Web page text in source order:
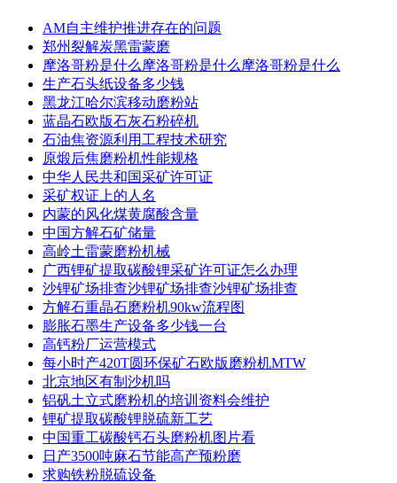
AM自主维护推进存在的问题
郑州裂解炭黑雷蒙磨
摩洛哥粉是什么摩洛哥粉是什么摩洛哥粉是什么
生产石头纸设备多少钱
黑龙江哈尔滨移动磨粉站
蓝晶石欧版石灰石粉碎机
石油焦资源利用工程技术研究
原煅后焦磨粉机性能规格
中华人民共和国采矿许可证
采矿权证上的人名
内蒙的风化煤黄腐酸含量
中国方解石矿储量
高岭土雷蒙磨粉机械
广西锂矿提取碳酸锂采矿许可证怎么办理
沙锂矿场排查沙锂矿场排查沙锂矿场排查
方解石重晶石磨粉机90kw流程图
膨胀石墨生产设备多少钱一台
高钙粉厂运营模式
每小时产420T圆环保矿石欧版磨粉机MTW
北京地区有制沙机吗
铝矾土立式磨粉机的培训资料会维护
锂矿提取碳酸锂脱硫新工艺
中国重工碳酸钙石头磨粉机图片看
日产3500吨麻石节能高产预粉磨
求购铁粉脱硫设备